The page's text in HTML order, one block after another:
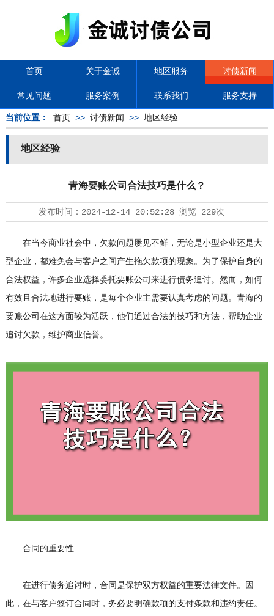
首页 关于金诚 地区服务 讨债新闻
常见问题 服务案例 联系我们 服务支持
当前位置： 首页 >> 讨债新闻 >> 地区经验
地区经验
青海要账公司合法技巧是什么？
发布时间： 2024-12-14 20:52:28浏览 229次
在当今商业社会中，欠款问题屡见不鲜，无论是小型企业还是大
型企业，都难免会与客户之间产生拖欠款项的现象。为了保护自身的
合法权益，许多企业选择委托要账公司来进行债务追讨。然而，如何
有效且合法地进行要账，是每个企业主需要认真考虑的问题。青海的
要账公司在这方面较为活跃，他们通过合法的技巧和方法，帮助企业
追讨欠款，维护商业信誉。
合同的重要性
在进行债务追讨时，合同是保护双方权益的重要法律文件。因
此，在与客户签订合同时，务必要明确款项的支付条款和违约责任。